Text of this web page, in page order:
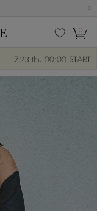
に入
ト
0